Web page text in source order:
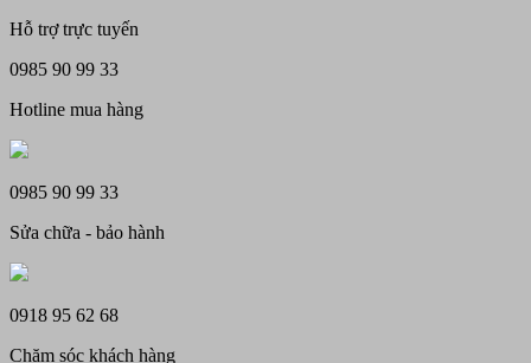
Hỗ trợ trực tuyến
0985 90 99 33
Hotline mua hàng
0985 90 99 33
Sửa chữa - bảo hành
0918 95 62 68
Chăm sóc khách hàng